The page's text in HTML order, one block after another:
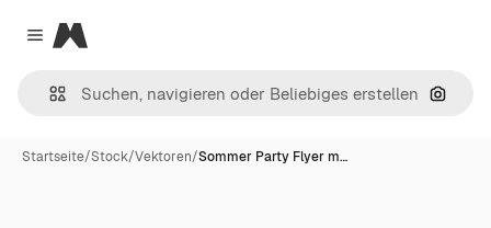
Close menu
Magnific
Nach
Startseite/Stock/Vektoren/Sommer Party Flyer m…